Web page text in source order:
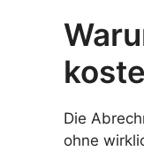
Die
ohne